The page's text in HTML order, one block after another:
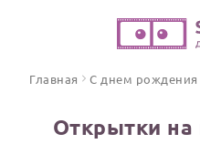
Главная С днем рождения
Открытки на